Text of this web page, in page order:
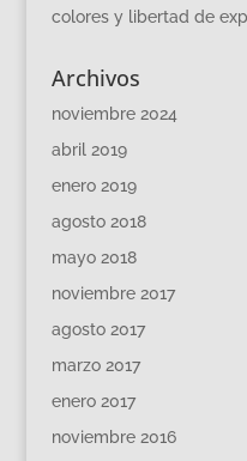
colores y libertad de
Archivos
noviembre 2024
abril 2019
enero 2019
agosto 2018
mayo 2018
noviembre 2017
agosto 2017
marzo 2017
enero 2017
noviembre 2016